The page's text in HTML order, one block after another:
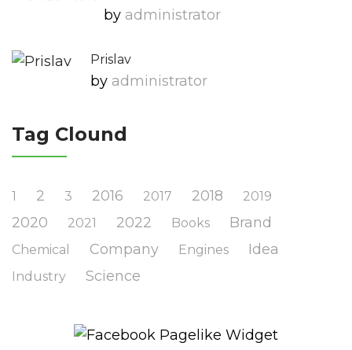
by Administrator
Prislav
by Administrator
Tag Clound
1 2 3 2016 2017 2018 2019
2020 2021 2022 Books Brand
Chemical Company Engines Idea
Industry Science